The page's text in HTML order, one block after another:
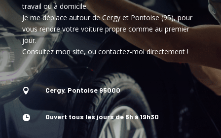
travail ou à domicile.
Je me déplace autour de Cergy et Pontoise (95), pour
vous rendre votre voiture propre comme au premier
jour.
Consultez mon site, ou contactez-moi directement !
 Cergy, Pontoise 95000
 Ouvert tous les jours de 6h à 19h30